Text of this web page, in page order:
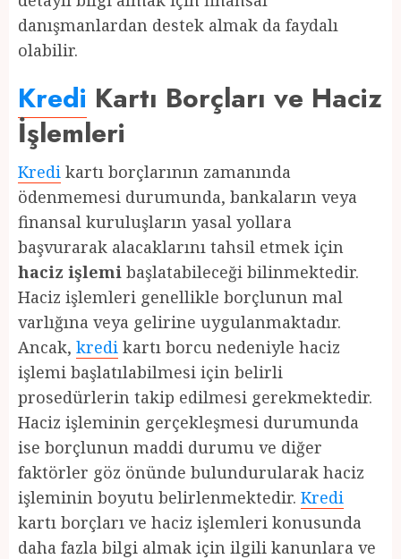
danışmanlardan destek almak da faydalı
olabilir.
Kredi Kartı Borçları ve Haciz
İşlemleri
Kredi kartı borçlarının zamanında
ödenmemesi durumunda, bankaların veya
finansal kuruluşların yasal yollara
başvurarak alacaklarını tahsil etmek için
haciz işlemi başlatabileceği bilinmektedir.
Haciz işlemleri genellikle borçlunun mal
varlığına veya gelirine uygulanmaktadır.
Ancak, kredi kartı borcu nedeniyle haciz
işlemi başlatılabilmesi için belirli
prosedürlerin takip edilmesi gerekmektedir.
Haciz işleminin gerçekleşmesi durumunda
ise borçlunun maddi durumu ve diğer
faktörler göz önünde bulundurularak haciz
işleminin boyutu belirlenmektedir. Kredi
kartı borçları ve haciz işlemleri konusunda
daha fazla bilgi almak için ilgili kanunlara ve